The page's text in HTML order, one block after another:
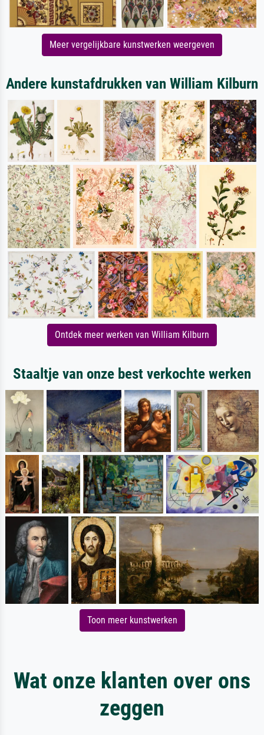
Meer vergelijkbare kunstwerken weergeven
Andere kunstafdrukken van William Kilburn
Ontdek meer werken van William Kilburn
Staaltje van onze best verkochte werken
Toon meer kunstwerken
Wat onze klanten over ons
zeggen